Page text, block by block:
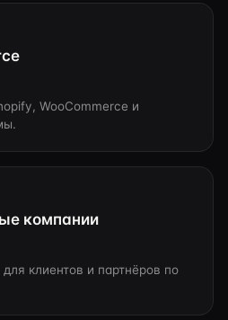
WooCommerce и
компании
клиентов и партнёров по